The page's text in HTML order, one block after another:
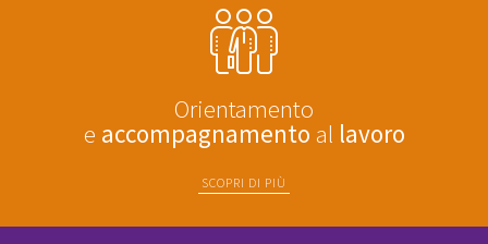
Orientamento
e accompagnamento al lavoro
SCOPRI DI PIÙ